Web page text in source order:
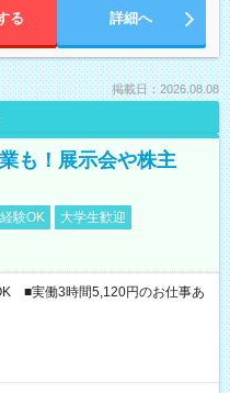
る 詳細へ
掲載日：2026.08.08
も！展示会や株主
験OK
大学生歓迎
■実働3時間5,120円のお仕事あ